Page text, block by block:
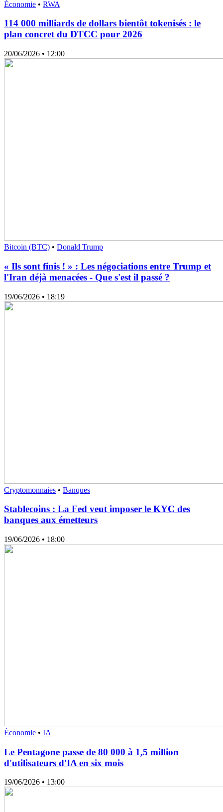
Économie • RWA
114 000 milliards de dollars bientôt tokenisés : le
plan concret du DTCC pour 2026
20/06/2026 • 12:00
Bitcoin (BTC) • Donald Trump
« Ils sont finis ! » : Les négociations entre Trump et
l'Iran déjà menacées - Que s'est il passé ?
19/06/2026 • 18:19
Cryptomonnaies • Banques
Stablecoins : La Fed veut imposer le KYC des
banques aux émetteurs
19/06/2026 • 18:00
Économie • IA
Le Pentagone passe de 80 000 à 1,5 million
d'utilisateurs d'IA en six mois
19/06/2026 • 13:00